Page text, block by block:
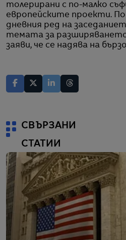
толерирани с по-малко
европейските проекти.
дневния ред на
темата за
заяви, че се надява на
СВЪРЗАНИ
СТАТИИ